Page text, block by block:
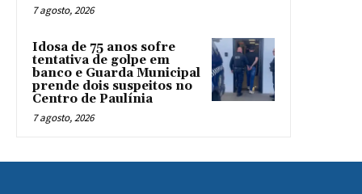
7 agosto, 2026
Idosa de 75 anos sofre
tentativa de golpe em
banco e Guarda Municipal
prende dois suspeitos no
Centro de Paulínia
7 agosto, 2026